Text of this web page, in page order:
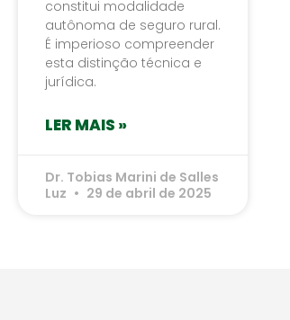
constitui modalidade
autônoma de seguro rural.
É imperioso compreender
esta distinção técnica e
jurídica.
LER MAIS »
Dr. Tobias Marini de Salles
Luz
29 de abril de 2025